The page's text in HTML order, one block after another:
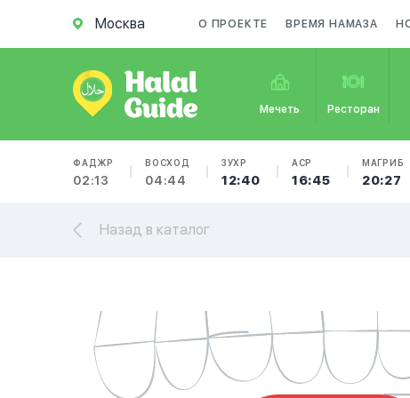
Москва О ПРОЕКТЕ ВРЕМЯ НАМАЗА
Мечеть Ресторан
ФАДЖР
02:13
ВОСХОД
04:44
ЗУХР
12:40
АСР
16:45
МАГРИБ
20:27
Назад в каталог